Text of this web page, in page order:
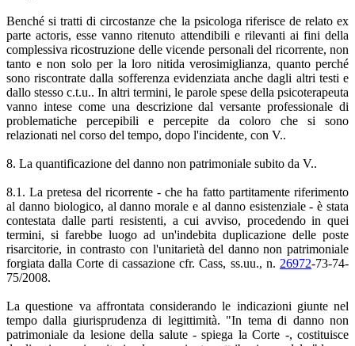
Benché si tratti di circostanze che la psicologa riferisce de relato ex
parte actoris, esse vanno ritenuto attendibili e rilevanti ai fini della
complessiva ricostruzione delle vicende personali del ricorrente, non
tanto e non solo per la loro nitida verosimiglianza, quanto perché
sono riscontrate dalla sofferenza evidenziata anche dagli altri testi e
dallo stesso c.t.u.. In altri termini, le parole spese della psicoterapeuta
vanno intese come una descrizione dal versante professionale di
problematiche percepibili e percepite da coloro che si sono
relazionati nel corso del tempo, dopo l'incidente, con V..
8. La quantificazione del danno non patrimoniale subito da V..
8.1. La pretesa del ricorrente - che ha fatto partitamente riferimento
al danno biologico, al danno morale e al danno esistenziale - è stata
contestata dalle parti resistenti, a cui avviso, procedendo in quei
termini, si farebbe luogo ad un'indebita duplicazione delle poste
risarcitorie, in contrasto con l'unitarietà del danno non patrimoniale
forgiata dalla Corte di cassazione cfr. Cass, ss.uu., n. 26972-73-74-
75/2008.
La questione va affrontata considerando le indicazioni giunte nel
tempo dalla giurisprudenza di legittimità. "In tema di danno non
patrimoniale da lesione della salute - spiega la Corte -, costituisce